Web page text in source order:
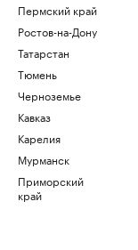
Пермский край
Ростов-на-Дону
Татарстан
Тюмень
Черноземье
Кавказ
Карелия
Мурманск
Приморский
край